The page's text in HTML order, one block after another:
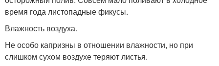
время года листопадные фикусы.
Влажность воздуха.
Не особо капризны в отношении влажности, но при
слишком сухом воздухе теряют листья.